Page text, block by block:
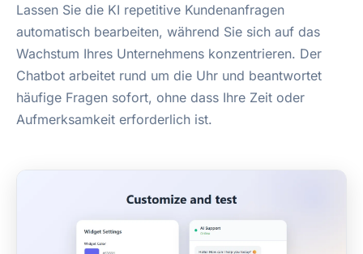
Lassen Sie die KI repetitive Kundenanfragen
automatisch bearbeiten, während Sie sich auf das
Wachstum Ihres Unternehmens konzentrieren. Der
Chatbot arbeitet rund um die Uhr und beantwortet
häufige Fragen sofort, ohne dass Ihre Zeit oder
Aufmerksamkeit erforderlich ist.